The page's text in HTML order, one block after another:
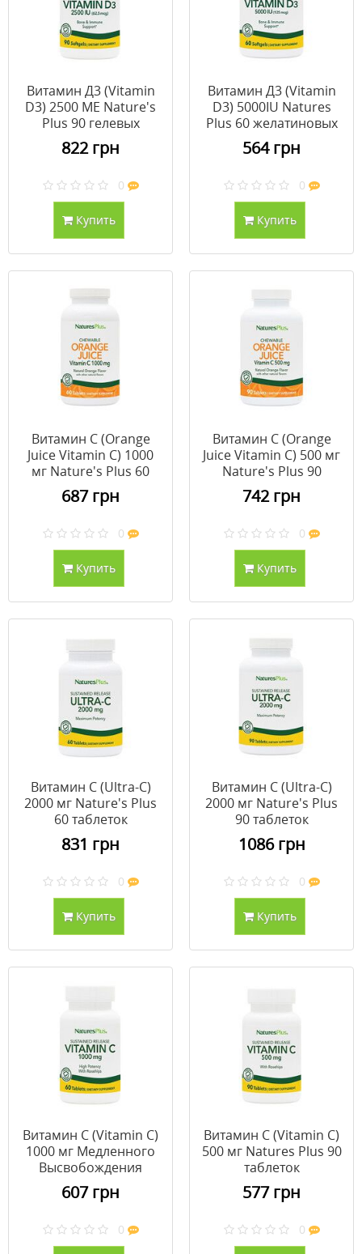
Витамин Д3 (Vitamin
D3) 2500 МЕ Nature's
Plus 90 гелевых
капсул
822 грн
0
Купить
Витамин Д3 (Vitamin
D3) 5000IU Natures
Plus 60 желатиновых
капсул
564 грн
0
Купить
Витамин С (Orange
Juice Vitamin C) 1000
мг Nature's Plus 60
жевательных таблеток
687 грн
0
Купить
Витамин С (Orange
Juice Vitamin C) 500 мг
Nature's Plus 90
жевательных таблеток
742 грн
0
Купить
Витамин С (Ultra-C)
2000 мг Nature's Plus
60 таблеток
831 грн
0
Купить
Витамин С (Ultra-C)
2000 мг Nature's Plus
90 таблеток
1086 грн
0
Купить
Витамин С (Vitamin C)
1000 мг Медленного
Высвобождения
Natures Plus 60
таблеток
607 грн
0
Витамин С (Vitamin C)
500 мг Natures Plus 90
таблеток
577 грн
0